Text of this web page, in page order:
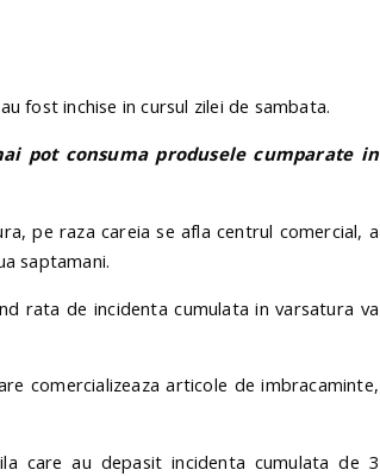
fost inchise in cursul zilei de sambata.
pot consuma produsele cumparate in
pe raza careia se afla centrul comercial, a
saptamani.
rata de incidenta cumulata in varsatura va
comercializeaza articole de imbracaminte,
care au depasit incidenta cumulata de 3